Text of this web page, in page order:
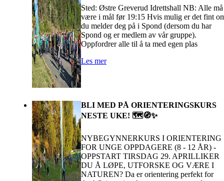
Sted: Østre Greverud Idrettshall NB: Alle må
være i mål før 19:15 Hvis mulig er det fint
du melder deg på i Spond (dersom du har
Spond og er medlem av vår gruppe).
Oppfordrer alle til å ta med egen plas
Les mer
BLI MED PÅ ORIENTERINGSKURS
NESTE UKE! 🗺️🧭✨
NYBEGYNNERKURS I ORIENTERING
FOR UNGE OPPDAGERE (8 - 12 ÅR) -
OPPSTART TIRSDAG 29. APRILLIKER
DU Å LØPE, UTFORSKE OG VÆRE I
NATUREN? Da er orientering perfekt for